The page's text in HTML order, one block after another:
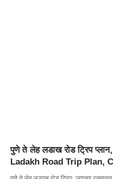
पुणे ते लेह लडाख रोड ट्रिप
Ladakh Road Trip Plan,